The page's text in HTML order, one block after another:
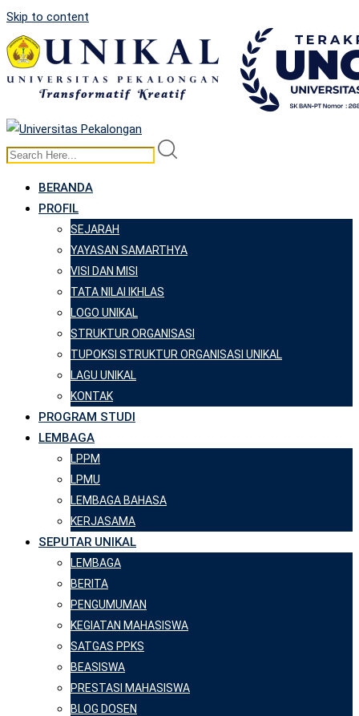
Skip to content
BERANDA
PROFIL
SEJARAH
YAYASAN SAMARTHYA
VISI DAN MISI
TATA NILAI IKHLAS
LOGO UNIKAL
STRUKTUR ORGANISASI
TUPOKSI STRUKTUR ORGANISASI UNIKAL
LAGU UNIKAL
KONTAK
PROGRAM STUDI
LEMBAGA
LPPM
LPMU
LEMBAGA BAHASA
KERJASAMA
SEPUTAR UNIKAL
LEMBAGA
BERITA
PENGUMUMAN
KEGIATAN MAHASISWA
SATGAS PPKS
BEASISWA
PRESTASI MAHASISWA
BLOG DOSEN